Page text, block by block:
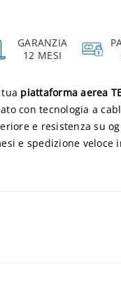
GARANZIA
12 MESI
piattaforma aerea
con tecnologia a
e resistenza su
e spedizione veloce